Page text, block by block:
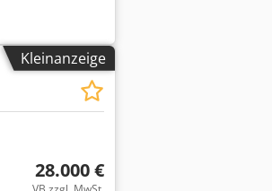
Kleinanzeige
28.000 €